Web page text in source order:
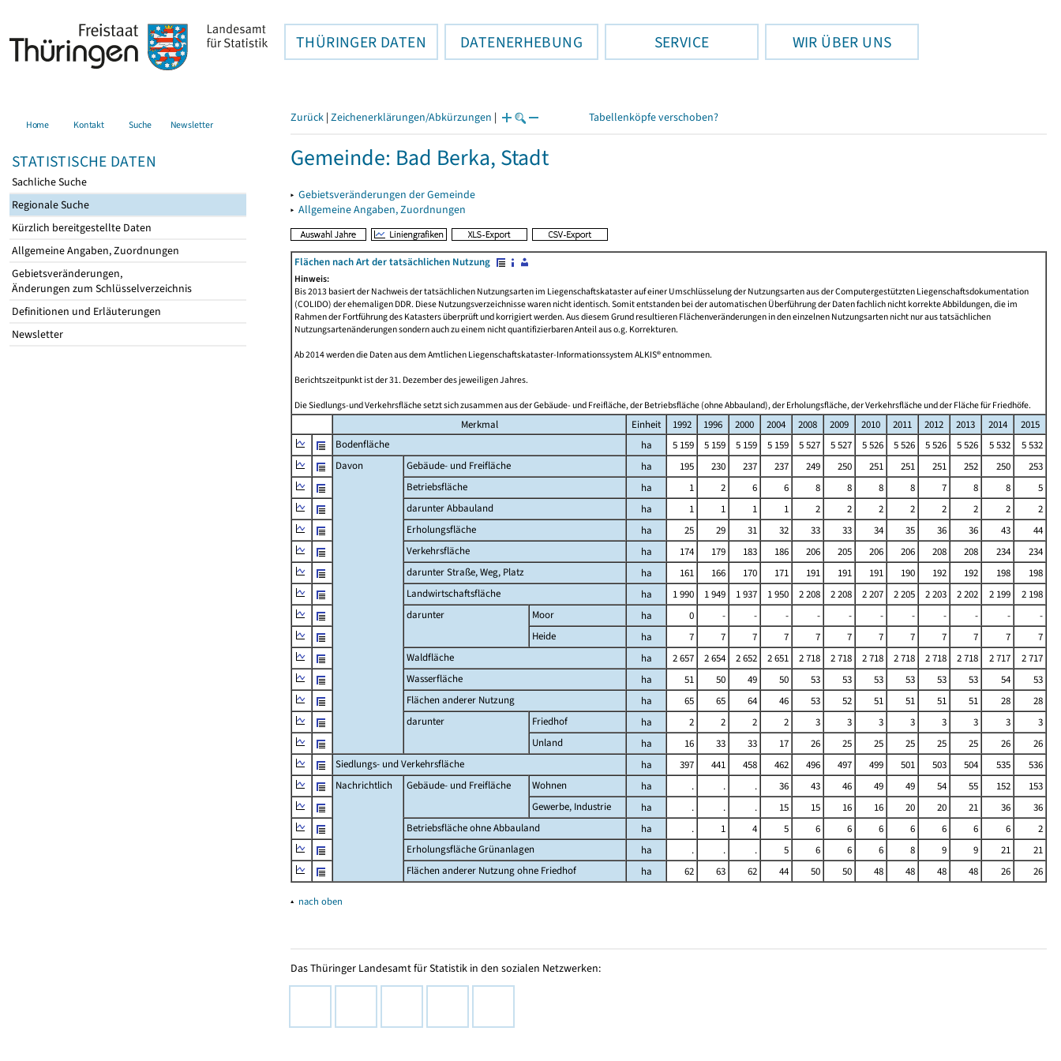
THÜRINGER DATEN DATENERHEBUNG SERVICE WIR ÜBER UNS
Home Kontakt Suche Newsletter
STATISTISCHE DATEN
Sachliche Suche
Regionale Suche
Kürzlich bereitgestellte Daten
Allgemeine Angaben, Zuordnungen
Gebietsveränderungen,
Änderungen zum Schlüsselverzeichnis
Definitionen und Erläuterungen
Newsletter
Zurück | Zeichenerklärungen/Abkürzungen | Tabellenköpfe verschoben?
Gemeinde: Bad Berka, Stadt
▸ Gebietsveränderungen der Gemeinde
▸ Allgemeine Angaben, Zuordnungen
Flächen nach Art der tatsächlichen Nutzung
Hinweis:
Bis 2013 basiert der Nachweis der tatsächlichen Nutzungsarten im Liegenschaftskataster auf einer Umschlüsselung der Nutzungsarten aus der Computergestützten Liegenschaftsdokumentation
(COLIDO) der ehemaligen DDR. Diese Nutzungsverzeichnisse waren nicht identisch. Somit entstanden bei der automatischen Überführung der Daten fachlich nicht korrekte Abbildungen, die im
Rahmen der Fortführung des Katasters überprüft und korrigiert werden. Aus diesem Grund resultieren Flächenveränderungen in den einzelnen Nutzungsarten nicht nur aus tatsächlichen
Nutzungsartenänderungen sondern auch zu einem nicht quantifizierbaren Anteil aus o.g. Korrekturen.
Ab 2014 werden die Daten aus dem Amtlichen Liegenschaftskataster-Informationssystem ALKIS® entnommen.
Berichtszeitpunkt ist der 31. Dezember des jeweiligen Jahres.
Die Siedlungs-und Verkehrsfläche setzt sich zusammen aus der Gebäude- und Freifläche, der Betriebsfläche (ohne Abbauland), der Erholungsfläche, der Verkehrsfläche und der Fläche für Friedhöfe.
Merkmal Einheit 1992 1996 2000 2004 2008 2009 2010 2011 2012 2013 2014
2015
Bodenfläche
ha 5 159 5 159 5 159 5 159 5 527 5 527 5 526 5 526 5 526 5 526 5 532
5 532
Davon
Gebäude- und Freifläche ha 195 230 237 237 249 250 251 251 251 252 250
253
Betriebsfläche
ha 1 2 6 6 8 8 8 8 7 8 8
5
darunter Abbauland
ha 1 1 1 1 2 2 2 2 2 2 2
2
Erholungsfläche
ha 25 29 31 32 33 33 34 35 36 36 43
44
Verkehrsfläche
ha 174 179 183 186 206 205 206 206 208 208 234
234
darunter Straße, Weg, Platz
ha 161 166 170 171 191 191 191 190 192 192 198
198
Landwirtschaftsfläche
ha 1 990 1 949 1 937 1 950 2 208 2 208 2 207 2 205 2 203 2 202 2 199
2 198
darunter
Moor ha 0 - - - - - - - - - -
-
Heide
ha 7 7 7 7 7 7 7 7 7 7 7
7
Waldfläche
ha 2 657 2 654 2 652 2 651 2 718 2 718 2 718 2 718 2 718 2 718 2 717
2 717
Wasserfläche
ha 51 50 49 50 53 53 53 53 53 53 54
53
Flächen anderer Nutzung
ha 65 65 64 46 53 52 51 51 51 51 28
28
darunter
Friedhof ha 2 2 2 2 3 3 3 3 3 3 3
3
Unland
ha 16 33 33 17 26 25 25 25 25 25 26
26
Siedlungs- und Verkehrsfläche
ha 397 441 458 462 496 497 499 501 503 504 535
536
Nachrichtlich
Gebäude- und Freifläche Wohnen ha . . . 36 43 46 49 49 54 55 152
153
Gewerbe, Industrie
ha . . . 15 15 16 16 20 20 21 36
36
Betriebsfläche ohne Abbauland
ha . 1 4 5 6 6 6 6 6 6 6
2
Erholungsfläche Grünanlagen
ha . . . 5 6 6 6 8 9 9 21
21
Flächen anderer Nutzung ohne Friedhof
ha 62 63 62 44 50 50 48 48 48 48 26 26
▴ nach oben
Das Thüringer Landesamt für Statistik in den sozialen Netzwerken: